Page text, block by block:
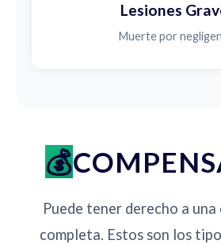
Lesiones
Muerte por
Puede tener derecho a
completa. Estos son los